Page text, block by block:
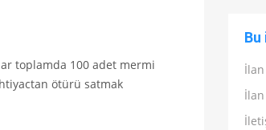
toplamda 100 adet mermi
ötürü satmak
Bu